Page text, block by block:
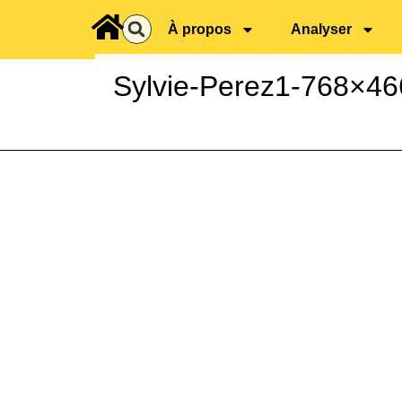
À propos Analyser
Sylvie-Perez1-